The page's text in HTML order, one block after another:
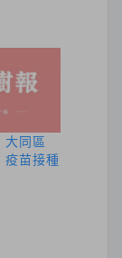
大同區
疫苗接種